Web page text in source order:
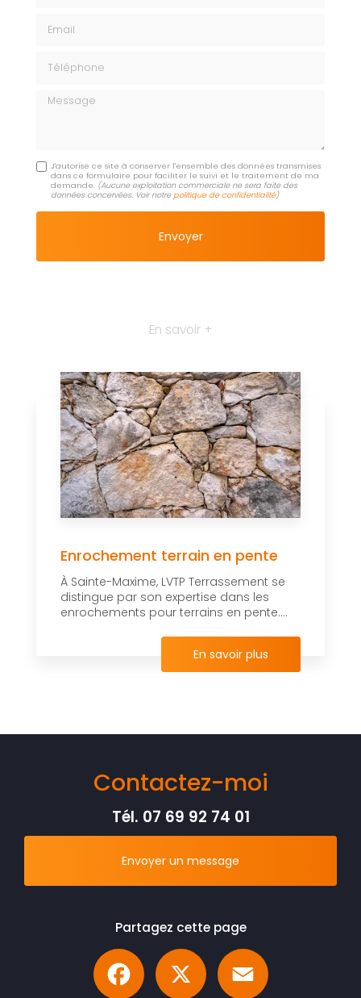
Message
J'autorise ce site à conserver l'ensemble des données transmises
dans ce formulaire pour faciliter le suivi et le traitement de ma
demande. (Aucune exploitation commerciale ne sera faite des
données concervées. Voir notre politique de confidentialité)
En savoir +
Enrochement terrain en pente
À Sainte-Maxime, LVTP Terrassement se
distingue par son expertise dans les
enrochements pour terrains en pente....
En savoir plus
Contactez-moi
Tél. 07 69 92 74 01
Envoyer un message
Partagez cette page
Facebook